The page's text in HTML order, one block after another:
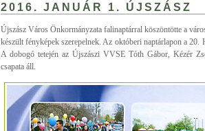
2016. JANUÁR 1. ÚJSZÁSZ
Újszász Város Önkormányzata falinaptárral köszöntötte a
készült fényképek szerepelnek. Az októberi naptárlapon a 20.
A dobogó tetején az Újszászi VVSE Tóth Gábor, Kézér
csapata áll.